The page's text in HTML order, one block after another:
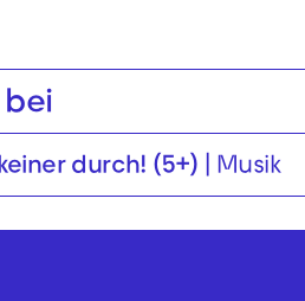
durch! (5+) Musik